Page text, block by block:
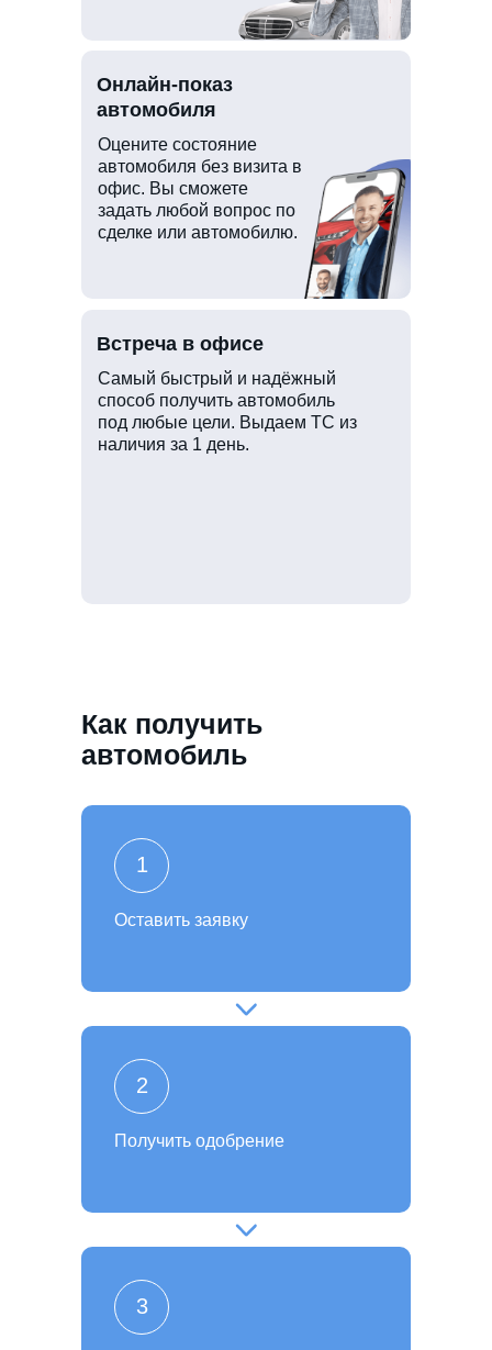
Оцените состояние
автомобиля без визита в
офис. Вы сможете
задать любой вопрос по
сделке или автомобилю.
Самый быстрый и надёжный
способ получить автомобиль
под любые цели. Выдаем ТС из
наличия за 1 день.
Онлайн-показ
автомобиля
Встреча в офисе
Как получить
автомобиль
3
Получить одобрение
2
Оставить заявку
1